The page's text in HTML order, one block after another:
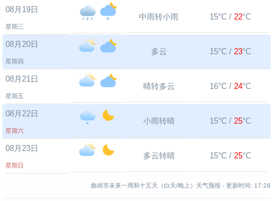
08月19日
星期三
中雨转小雨 15°C / 22°C
08月20日
星期四
多云 15°C / 23°C
08月21日
星期五
晴转多云 16°C / 24°C
08月22日
星期六
小雨转晴 15°C / 25°C
08月23日
星期日
多云转晴 15°C / 25°C
曲靖市未来一周和十五天（白天/晚上）天气预报 - 更新时间: 17:28